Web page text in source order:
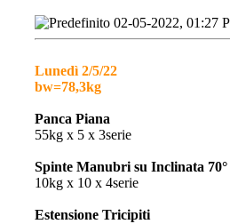
02-05-2022, 01:27
Lunedì 2/5/22
bw=78,3kg
Panca Piana
55kg x 5 x 3serie
Spinte Manubri su Inclinata 70°
10kg x 10 x 4serie
Estensione Tricipiti